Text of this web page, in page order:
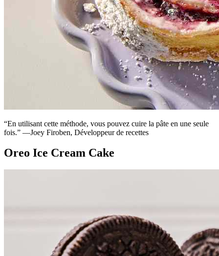
“En utilisant cette méthode, vous pouvez cuire la pâte en une seule
fois.” —Joey Firoben, Développeur de recettes
Oreo Ice Cream Cake